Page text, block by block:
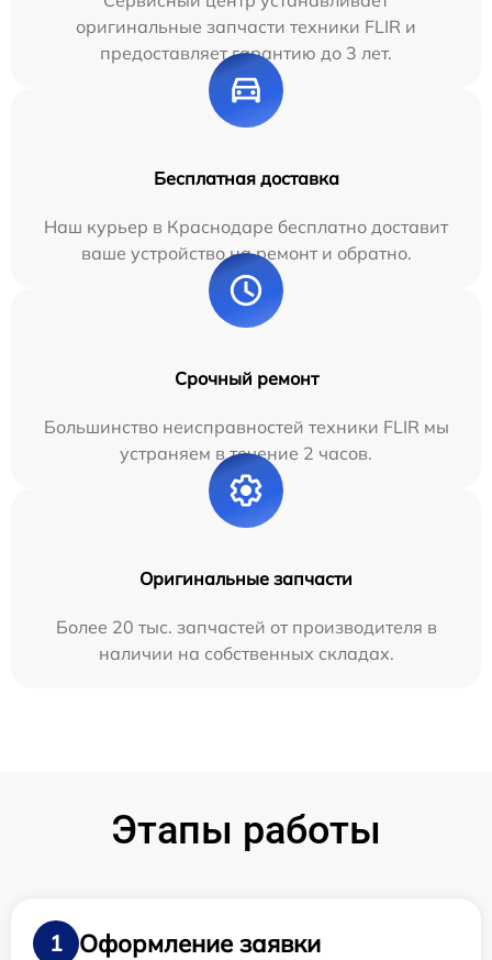
оригинальные запчасти техники FLIR и
предоставляет гарантию до 3 лет.
Бесплатная доставка
Наш курьер в Краснодаре бесплатно доставит
ваше устройство на ремонт и обратно.
Срочный ремонт
Большинство неисправностей техники FLIR мы
устраняем в течение 2 часов.
Оригинальные запчасти
Более 20 тыс. запчастей от производителя в
наличии на собственных складах.
Этапы работы
1
Оформление заявки